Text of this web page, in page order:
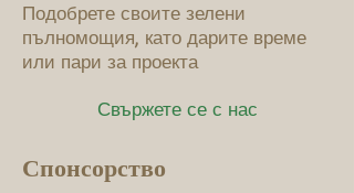
Подобрете своите зелени
пълномощия, като дарите време
или пари за проекта
Свържете се с нас
Спонсорство